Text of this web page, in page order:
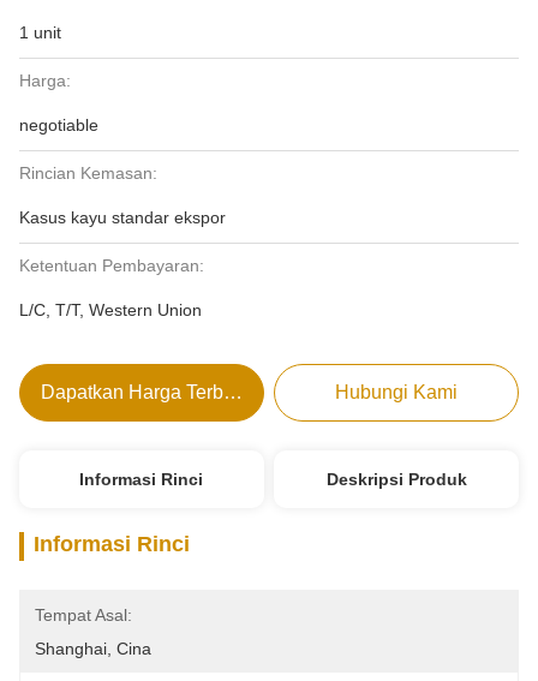
1 unit
Harga:
negotiable
Rincian Kemasan:
Kasus kayu standar ekspor
Ketentuan Pembayaran:
L/C, T/T, Western Union
Dapatkan Harga Terbaik Hubungi Kami
Informasi Rinci Deskripsi Produk
Informasi Rinci
Tempat Asal:
Shanghai, Cina